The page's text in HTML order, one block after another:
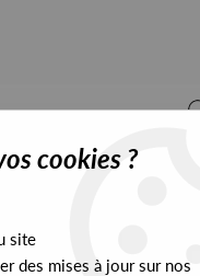
EXCLUSIVES
cookies ?
site
des mises à jour sur nos